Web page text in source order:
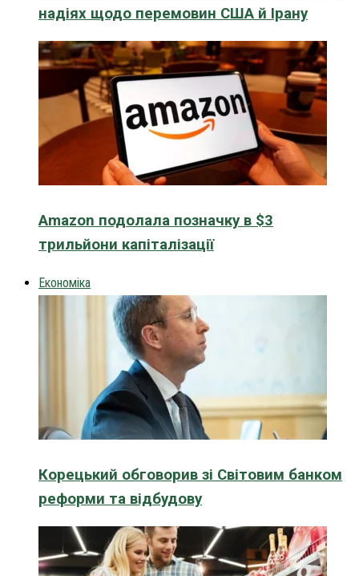
надіях щодо перемовин США й Ірану
Amazon подолала позначку в $3
трильйони капіталізації
Економіка
Корецький обговорив зі Світовим банком
реформи та відбудову